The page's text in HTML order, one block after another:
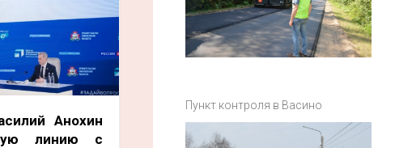
Анохин
линию с
Пункт контроля в Васино